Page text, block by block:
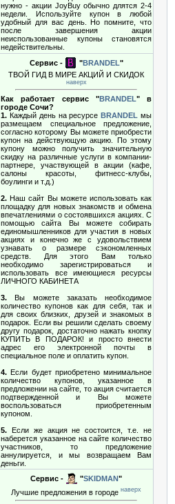
нужно - акции JoyBuy обычно длятся 2-4
недели. Используйте купон в любой
удобный для вас день. Но помните, что
после завершения акции
неиспользованные купоны становятся
недействительны.
Сервис - "BRANDEL"
ТВОЙ ГИД В МИРЕ АКЦИЙ И СКИДОК
наверх
Как работает сервис "BRANDEL" в
городе Сочи?
1. Каждый день на ресурсеBRANDEL мы
размещаем специальное предложение,
согласно которому Вы можете приобрести
купон на действующую акцию. По этому
купону можно получить значительную
скидку на различные услуги в компании-
партнере, участвующей в акции (кафе,
салоны красоты, фитнесс-клубы,
боулинги и т.д.)
2. Наш сайт Вы можете использовать как
площадку для новых знакомств и обмена
впечатлениями о состоявшихся акциях. С
помощью сайта Вы можете собирать
единомышленников для участия в новых
акциях и конечно же с удовольствием
узнавать о размере сэкономленных
средств. Для этого Вам только
необходимо зарегистрироваться и
использовать все имеющиеся ресурсы
ЛИЧНОГО КАБИНЕТА
3. Вы можете заказать необходимое
количество купонов как для себя, так и
для своих близких, друзей и знакомых в
подарок. Если вы решили сделать своему
другу подарок, достаточно нажать кнопку
КУПИТЬ В ПОДАРОК! и просто внести
адрес его электронной почты в
специальное поле и оплатить купон.
4. Если будет приобретено минимальное
количество купонов, указанное в
предложении на сайте, то акция считается
подтвержденной и Вы можете
воспользоваться приобретенным
купоном.
5. Если же акция не состоится, т.е. не
наберется указанное на сайте количество
участников, то предложение
аннулируется, и мы возвращаем Вам
деньги.
Сервис - "SKIDMAN"
Лучшие предложения в городе наверх